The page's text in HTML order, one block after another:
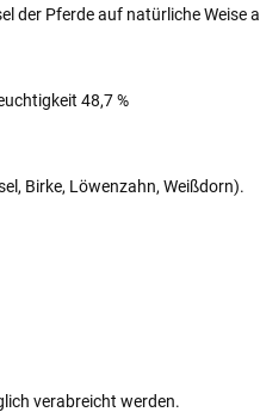
der Pferde auf natürliche Weise
48,7 %
Birke, Löwenzahn, Weißdorn).
verabreicht werden.